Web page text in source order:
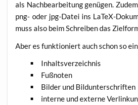
als Nach­be­ar­bei­tung genü­gen.
png- oder jpg-Datei ins LaTeX-
muss also beim Schrei­ben das
Aber es funk­tio­niert auch schon so
Inhalts­ver­zeich­nis
Fuß­no­ten
Bil­der und Bildunterschriften
inter­ne und exter­ne